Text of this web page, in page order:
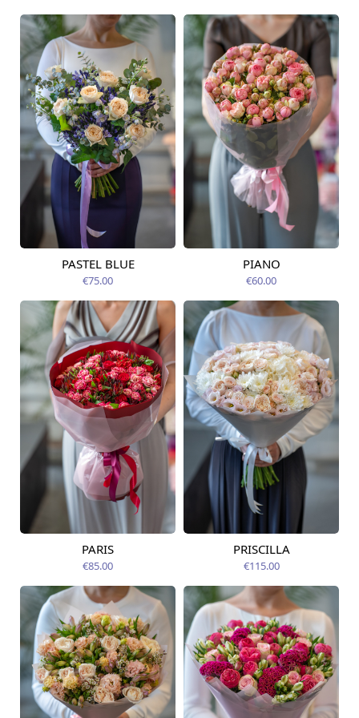
Pieejams šodien
PASTEL BLUE
€75.00
Pieejams šodien
PIANO
€60.00
Pieejams šodien
PARIS
€85.00
Pieejams šodien
PRISCILLA
€115.00